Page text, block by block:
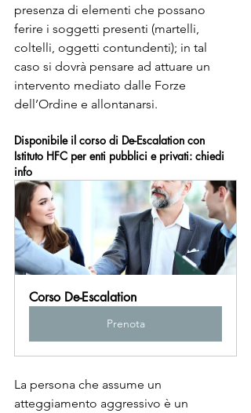
presenza di elementi che possano
ferire i soggetti presenti (martelli,
coltelli, oggetti contundenti); in tal
caso si dovrà pensare ad attuare un
intervento mediato dalle Forze
dell’Ordine e allontanarsi.
Disponibile il corso di De-Escalation con
Istituto HFC per enti pubblici e privati: chiedi
info
Corso De-Escalation
Prenota
La persona che assume un
atteggiamento aggressivo è un